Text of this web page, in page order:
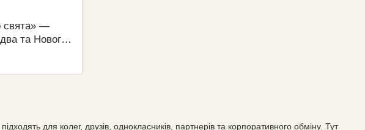
для колег, друзів, однокласників, партнерів та корпоративного обміну. Тут
свята» —
та Нового